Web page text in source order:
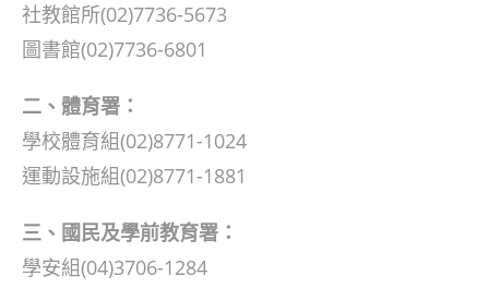
社教館所(02)7736-5673
圖書館(02)7736-6801
二、體育署：
學校體育組(02)8771-1024
運動設施組(02)8771-1881
三、國民及學前教育署：
學安組(04)3706-1284